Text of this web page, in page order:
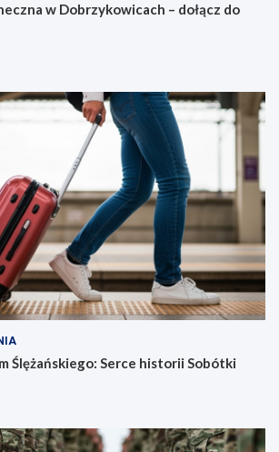
w Dobrzykowicach – dołącz do
Ślężańskiego: Serce historii Sobótki